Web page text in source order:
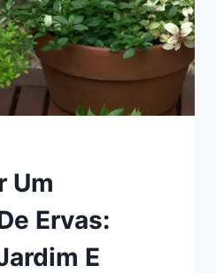
Um
Ervas:
E